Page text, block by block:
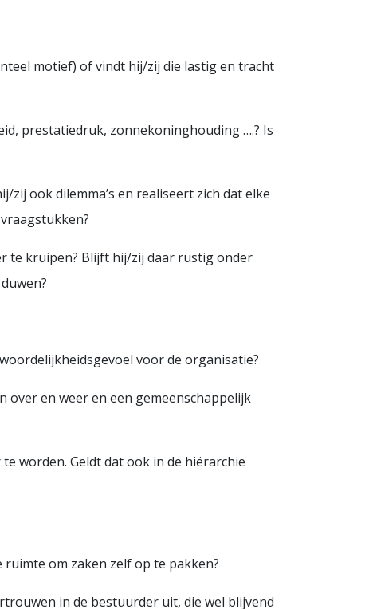
motief) of vindt hij/zij die lastig en tracht
prestatiedruk, zonnekoninghouding ….? Is
ook dilemma’s en realiseert zich dat elke
te kruipen? Blijft hij/zij daar rustig onder
voor de organisatie?
en weer en een gemeenschappelijk
worden. Geldt dat ook in de hiërarchie
om zaken zelf op te pakken?
in de bestuurder uit, die wel blijvend